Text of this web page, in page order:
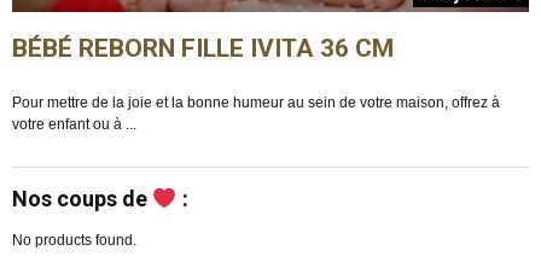
BÉBÉ REBORN FILLE IVITA 36 CM
Pour mettre de la joie et la bonne humeur au sein de votre maison, offrez à
votre enfant ou à ...
Nos coups de :
No products found.